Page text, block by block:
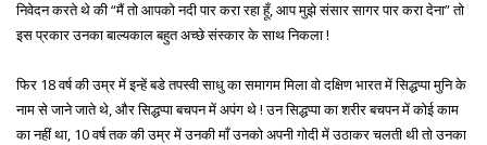
निवेदन करते थे की “मैं तो आपको नदी पार करा रहा हूँ, आप मुझे संसार सागर पार करा देना” तो
इस प्रकार उनका बाल्यकाल बहुत अच्छे संस्कार के साथ निकला !
फिर 18 वर्ष की उम्र में इन्हें बडे तपस्वी साधु का समागम मिला वो दक्षिण भारत में सिद्धप्पा मुनि के
नाम से जाने जाते थे, और सिद्धप्पा बचपन में अपंग थे ! उन सिद्धप्पा का शरीर बचपन में कोई काम
का नहीं था, 10 वर्ष तक की उम्र में उनकी माँ उनको अपनी गोदी में उठाकर चलती थी तो उनका